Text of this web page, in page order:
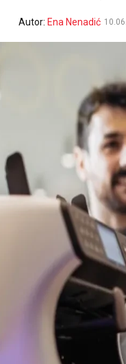
Autor: Ena Nenadić